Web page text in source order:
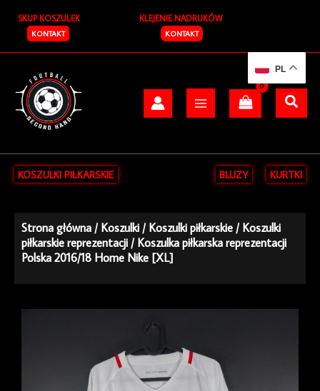
treści
SKUP KOSZULEK
KONTAKT
KLEJENIE NADRUKÓW
KONTAKT
KOSZULKI PIŁKARSKIE BLUZY KURTKI
Strona główna /Koszulki /Koszulki piłkarskie /Koszulki
piłkarskie reprezentacji / Koszulka piłkarska reprezentacji
Polska 2016/18 Home Nike [XL]
PL